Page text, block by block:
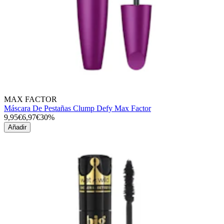
MAX FACTOR
Máscara De Pestañas Clump Defy Max Factor
9,95€6,97€30%
Añadir